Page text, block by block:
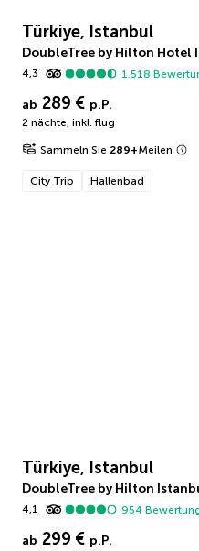
Türkiye, Istanbul
DoubleTree by Hilton Hotel
4,3
1.518
ab 289 € p.P.
2 nächte, inkl. flug
Sammeln Sie 289+Meilen
City Trip Hallenbad
Türkiye, Istanbul
DoubleTree by Hilton
4,1
954
ab 299 € p.P.